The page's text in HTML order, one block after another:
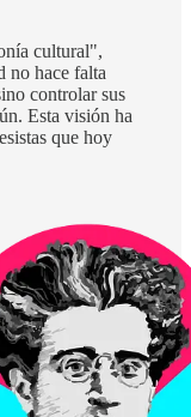
cultural",
no hace falta
controlar sus
Esta visión ha
que hoy